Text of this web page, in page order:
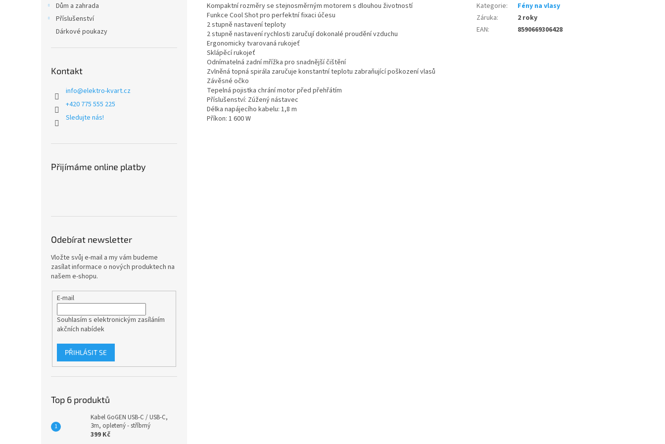
Dům a zahrada
Příslušenství
Dárkové poukazy
Kontakt
info@elektro-kvart.cz
+420 775 555 225
Sledujte nás!
Přijímáme online platby
Odebírat newsletter
Vložte svůj e-mail a my vám budeme
zasílat informace o nových produktech na
našem e-shopu.
E-mail
Souhlasím s elektronickým zasíláním
akčních nabídek
PŘIHLÁSIT SE
Top 6 produktů
Kabel GoGEN USB-C / USB-C,
3m, opletený - stříbrný
399 Kč
Kompaktní rozměry se stejnosměrným motorem s dlouhou životností
Funkce Cool Shot pro perfektní fixaci účesu
2 stupně nastavení teploty
2 stupně nastavení rychlosti zaručují dokonalé proudění vzduchu
Ergonomicky tvarovaná rukojeť
Sklápěcí rukojeť
Odnímatelná zadní mřížka pro snadnější čištění
Zvlněná topná spirála zaručuje konstantní teplotu zabraňující poškození vlasů
Závěsné očko
Tepelná pojistka chrání motor před přehřátím
Příslušenství: Zúžený nástavec
Délka napájecího kabelu: 1,8 m
Příkon: 1 600 W
Kategorie:
Fény na vlasy
Záruka:
2 roky
EAN: 8590669306428